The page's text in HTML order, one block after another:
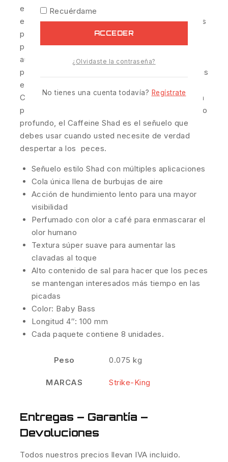
el atractivo de Strike King® Caffeine Shad al
enmascarar los aromas no naturales y dando a los
peces una sabrosa razón para aferrarse a las
picadas por más tiempo, lo que resulta en un
aumento muy superior de sus opciones de
picada. Puede montar el Shad sin peso para aguas
en superficie, agregarlo a un montaje tipo
Carolina, o fijarlo en un jig cuando se pesca en la
profundidad de la masa de agua. Poco profundo o
profundo, el Caffeine Shad es el señuelo que
debes usar cuando usted necesite de verdad
despertar a los peces.
Señuelo estilo Shad con múltiples aplicaciones
Cola única llena de burbujas de aire
Acción de hundimiento lento para una mayor
visibilidad
Perfumado con olor a café para enmascarar el
olor humano
Textura súper suave para aumentar las
clavadas al toque
Alto contenido de sal para hacer que los peces
se mantengan interesados más tiempo en las
picadas
Color: Baby Bass
Longitud 4″: 100 mm
Cada paquete contiene 8 unidades.
Peso 0.075 kg
MARCAS Strike-King
Entregas – Garantía –
Devoluciones
Todos nuestros precios llevan IVA incluido.
Recuérdame
ACCEDER
¿Olvidaste la contraseña?
No tienes una cuenta todavía? Regístrate